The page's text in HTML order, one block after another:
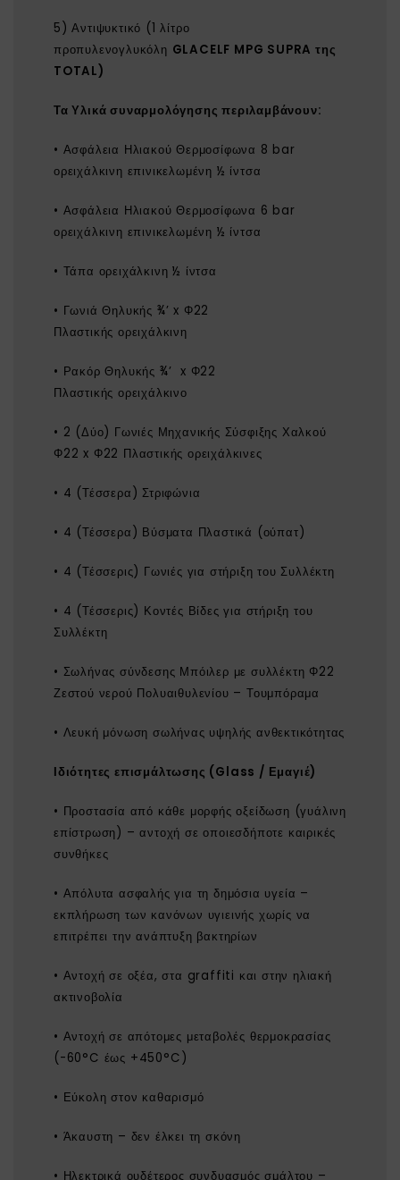
5) Αντιψυκτικό (1 λίτρο
προπυλενογλυκόλη GLACELF MPG SUPRA της
TOTAL)
ΤαΥλικά συναρμολόγησης περιλαμβάνουν:
• Ασφάλεια Ηλιακού Θερμοσίφωνα 8 bar
ορειχάλκινη επινικελωμένη ½ ίντσα
• Ασφάλεια Ηλιακού Θερμοσίφωνα 6 bar
ορειχάλκινη επινικελωμένη ½ ίντσα
• Τάπα ορειχάλκινη ½ ίντσα
• Γωνιά Θηλυκής ¾’ x Φ22
Πλαστικής ορειχάλκινη
• Ρακόρ Θηλυκής ¾’ x Φ22
Πλαστικής ορειχάλκινο
• 2 (Δύο) Γωνιές Μηχανικής Σύσφιξης Χαλκού
Φ22 x Φ22 Πλαστικής ορειχάλκινες
• 4 (Τέσσερα) Στριφώνια
• 4 (Τέσσερα) Βύσματα Πλαστικά (ούπατ)
• 4 (Τέσσερις) Γωνιές για στήριξη του Συλλέκτη
• 4 (Τέσσερις) Κοντές Βίδες για στήριξη του
Συλλέκτη
• Σωλήνας σύνδεσης Μπόιλερ με συλλέκτη Φ22
Ζεστού νερού Πολυαιθυλενίου – Τουμπόραμα
• Λευκή μόνωση σωλήνας υψηλής ανθεκτικότητας
Ιδιότητες επισμάλτωσης (Glass / Εμαγιέ)
• Προστασία από κάθε μορφής οξείδωση (γυάλινη
επίστρωση) – αντοχή σε οποιεσδήποτε καιρικές
συνθήκες
• Απόλυτα ασφαλής για τη δημόσια υγεία –
εκπλήρωση των κανόνων υγιεινής χωρίς να
επιτρέπει την ανάπτυξη βακτηρίων
• Αντοχή σε οξέα, στα graffiti και στην ηλιακή
ακτινοβολία
• Αντοχή σε απότομες μεταβολές θερμοκρασίας
(-60°C έως +450°C)
• Εύκολη στον καθαρισμό
• Άκαυστη – δεν έλκει τη σκόνη
• Ηλεκτρικά ουδέτερος συνδυασμός σμάλτου –